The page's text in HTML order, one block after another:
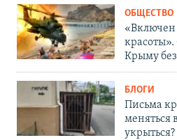
ОБЩЕСТВО
Крыму
БЛОГИ
Письма
меняться
укрыться?